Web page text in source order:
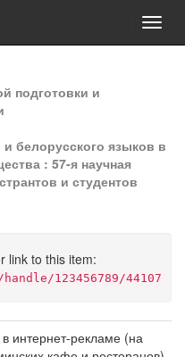
подготовки и
белорусского языков в
: 57-я научная
и студентов
link to this item:
123456789/44107
интернет-рекламе (на